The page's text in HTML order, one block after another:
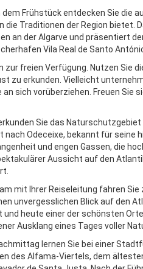
dem Frühstück entdecken Sie die
Traditionen der Region bietet.
an der Algarve und präsentiert
Vila Real de Santo
zur freien Verfügung. Nutzen Sie
zu erkunden. Vielleicht
sich vorüberziehen. Freuen Sie
Sie das
Odeceixe, bekannt für seine
und engen Gassen, die
Aussicht auf den
mit Ihrer Reiseleitung fahren
unvergesslichen Blick auf den
heute einer der schönsten
Ausklang eines Tages voller
lernen Sie bei einer
des Alfama-Viertels, dem